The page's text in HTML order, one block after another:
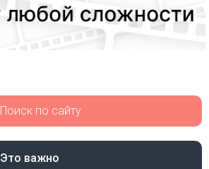
Поиск по сайту
Это важно